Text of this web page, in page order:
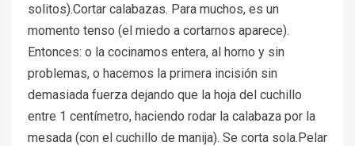
solitos).Cortar calabazas. Para muchos, es un
momento tenso (el miedo a cortarnos aparece).
Entonces: o la cocinamos entera, al horno y sin
problemas, o hacemos la primera incisión sin
demasiada fuerza dejando que la hoja del cuchillo
entre 1 centímetro, haciendo rodar la calabaza por la
mesada (con el cuchillo de manija). Se corta sola.Pelar